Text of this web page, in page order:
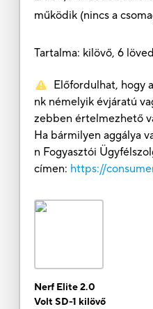
működik (nincs a
Tartalma: kilövő, 6
Előfordulhat, hogy
nk némelyik évjáratú
zebben értelmezhető
Ha bármilyen aggálya
n Fogyasztói
címen: https://
Nerf Elite 2.0
Volt SD-1 kilövő